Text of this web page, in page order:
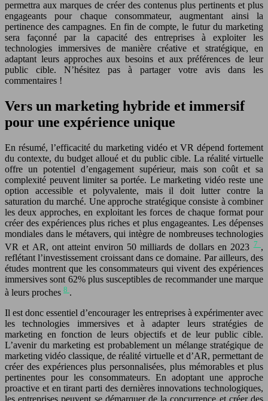
permettra aux marques de créer des contenus plus pertinents et plus
engageants pour chaque consommateur, augmentant ainsi la
pertinence des campagnes. En fin de compte, le futur du marketing
sera façonné par la capacité des entreprises à exploiter les
technologies immersives de manière créative et stratégique, en
adaptant leurs approches aux besoins et aux préférences de leur
public cible. N’hésitez pas à partager votre avis dans les
commentaires !
Vers un marketing hybride et immersif
pour une expérience unique
En résumé, l’efficacité du marketing vidéo et VR dépend fortement
du contexte, du budget alloué et du public cible. La réalité virtuelle
offre un potentiel d’engagement supérieur, mais son coût et sa
complexité peuvent limiter sa portée. Le marketing vidéo reste une
option accessible et polyvalente, mais il doit lutter contre la
saturation du marché. Une approche stratégique consiste à combiner
les deux approches, en exploitant les forces de chaque format pour
créer des expériences plus riches et plus engageantes. Les dépenses
mondiales dans le métavers, qui intègre de nombreuses technologies
VR et AR, ont atteint environ 50 milliards de dollars en 20237 ,
reflétant l’investissement croissant dans ce domaine. Par ailleurs, des
études montrent que les consommateurs qui vivent des expériences
immersives sont 62% plus susceptibles de recommander une marque
à leurs proches 8 .
Il est donc essentiel d’encourager les entreprises à expérimenter avec
les technologies immersives et à adapter leurs stratégies de
marketing en fonction de leurs objectifs et de leur public cible.
L’avenir du marketing est probablement un mélange stratégique de
marketing vidéo classique, de réalité virtuelle et d’AR, permettant de
créer des expériences plus personnalisées, plus mémorables et plus
pertinentes pour les consommateurs. En adoptant une approche
proactive et en tirant parti des dernières innovations technologiques,